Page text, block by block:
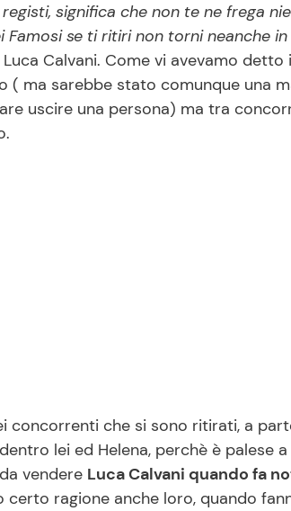
significa che non te ne frega
Famosi se ti ritiri non torni neanche
Calvani. Come vi avevamo detto
ma sarebbe stato comunque una
uscire una persona) ma tra
concorrenti che si sono ritirati, a
lei ed Helena, perchè è palese
vendere Luca Calvani quando fa
ragione anche loro, quando